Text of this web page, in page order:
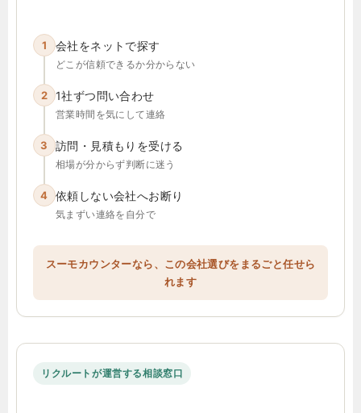
1 会社をネットで探す
どこが信頼できるか分からない
2 1社ずつ問い合わせ
営業時間を気にして連絡
3 訪問・見積もりを受ける
相場が分からず判断に迷う
4 依頼しない会社へお断り
気まずい連絡を自分で
スーモカウンターなら、この会社選びをまるごと任せら
れます
リクルートが運営する相談窓口